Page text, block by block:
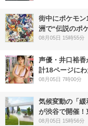
街中にポケモ
洲で“伝説のポ
08月05日 15時55分
声優・井口裕香
計18ページにわ
08月05日 7時00分
気候変動の「緩
が渋谷で開催
08月05日 15時56分